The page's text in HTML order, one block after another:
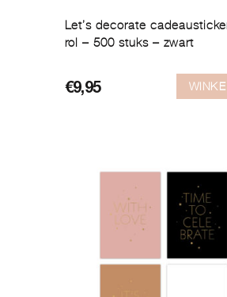
Let’s decorate
rol – 500 stuks – zwart
€9,95